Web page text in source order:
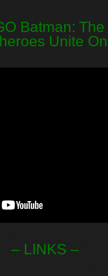
Batman:
Unite
– LINKS –